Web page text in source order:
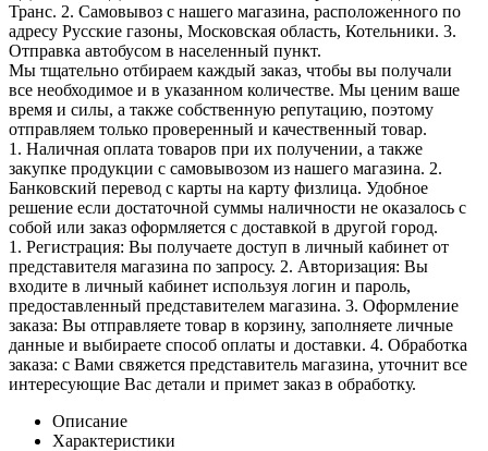
Транс. 2. Самовывоз с нашего магазина, расположенного по
адресу Русские газоны, Московская область, Котельники. 3.
Отправка автобусом в населенный пункт.
Мы тщательно отбираем каждый заказ, чтобы вы получали
все необходимое и в указанном количестве. Мы ценим ваше
время и силы, а также собственную репутацию, поэтому
отправляем только проверенный и качественный товар.
1. Наличная оплата товаров при их получении, а также
закупке продукции с самовывозом из нашего магазина. 2.
Банковский перевод с карты на карту физлица. Удобное
решение если достаточной суммы наличности не оказалось с
собой или заказ оформляется с доставкой в другой город.
1. Регистрация: Вы получаете доступ в личный кабинет от
представителя магазина по запросу. 2. Авторизация: Вы
входите в личный кабинет используя логин и пароль,
предоставленный представителем магазина. 3. Оформление
заказа: Вы отправляете товар в корзину, заполняете личные
данные и выбираете способ оплаты и доставки. 4. Обработка
заказа: с Вами свяжется представитель магазина, уточнит все
интересующие Вас детали и примет заказ в обработку.
Описание
Характеристики